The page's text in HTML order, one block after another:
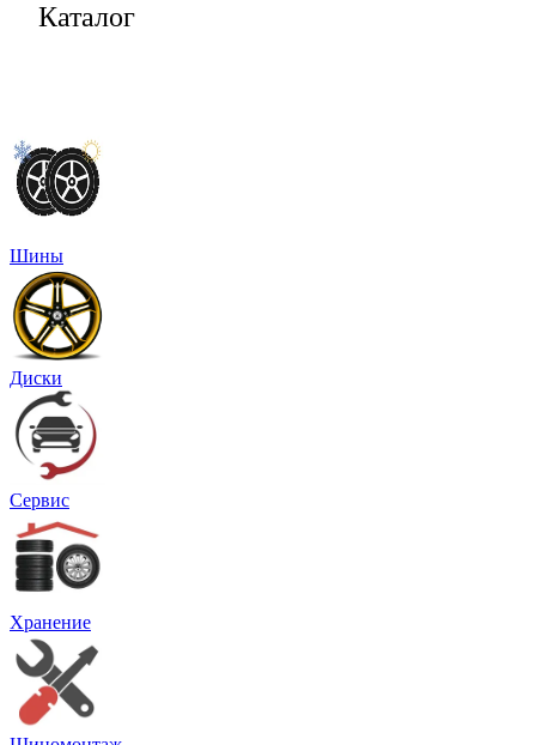
Каталог
Шины
Диски
Сервис
Хранение